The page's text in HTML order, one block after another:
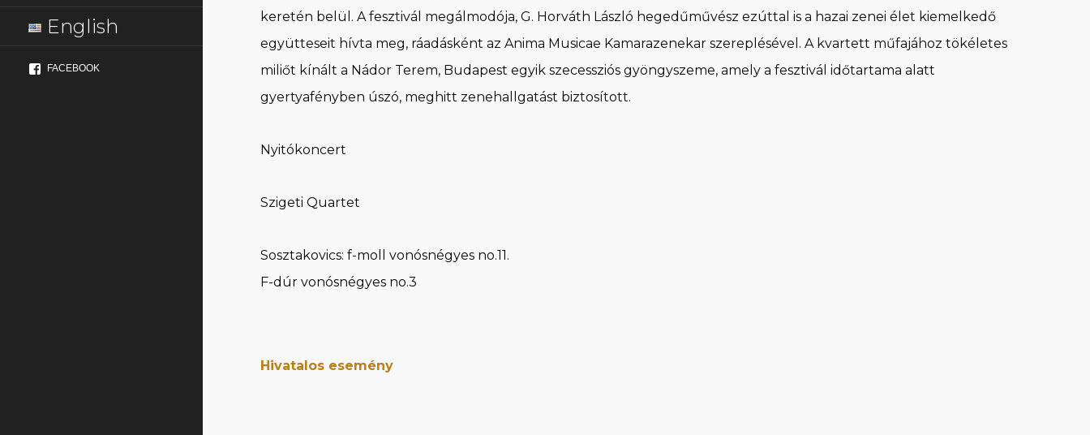
English
FACEBOOK
keretén belül. A fesztivál megálmodója, G. Horváth László hegedűművész ezúttal is a hazai zenei élet kiemelkedő
együtteseit hívta meg, ráadásként az Anima Musicae Kamarazenekar szereplésével. A kvartett műfajához tökéletes
miliőt kínált a Nádor Terem, Budapest egyik szecessziós gyöngyszeme, amely a fesztivál időtartama alatt
gyertyafényben úszó, meghitt zenehallgatást biztosított.
Nyitókoncert
Szigeti Quartet
Sosztakovics: f-moll vonósnégyes no.11.
F-dúr vonósnégyes no.3
Hivatalos esemény